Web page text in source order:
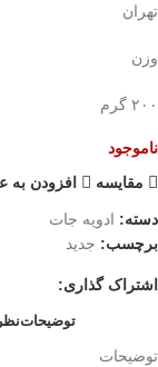
تهران
وزن
۲۰۰ گرم
ناموجود
مقایسه
افزودن به
دسته: ادویه جات
برچسب: جدید
اشتراک گذاری:
توضیحات
توضیحات